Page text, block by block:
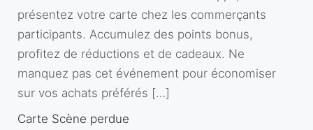
présentez votre carte chez les commerçants
participants. Accumulez des points bonus,
profitez de réductions et de cadeaux. Ne
manquez pas cet événement pour économiser
sur vos achats préférés […]
Carte Scène perdue